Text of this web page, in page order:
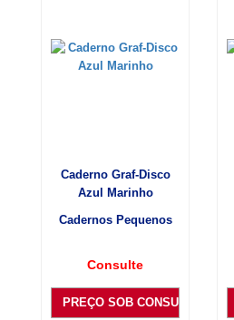
Caderno Graf-Disco
Azul Marinho
Cadernos Pequenos
Consulte
PREÇO SOB CONSULTA